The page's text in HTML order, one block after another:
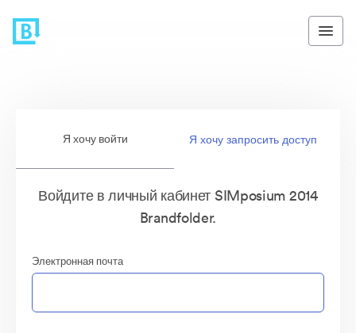
Я хочу войти Я хочу запросить доступ
Войдите в личный кабинет SIMposium 2014
Brandfolder.
Электронная почта